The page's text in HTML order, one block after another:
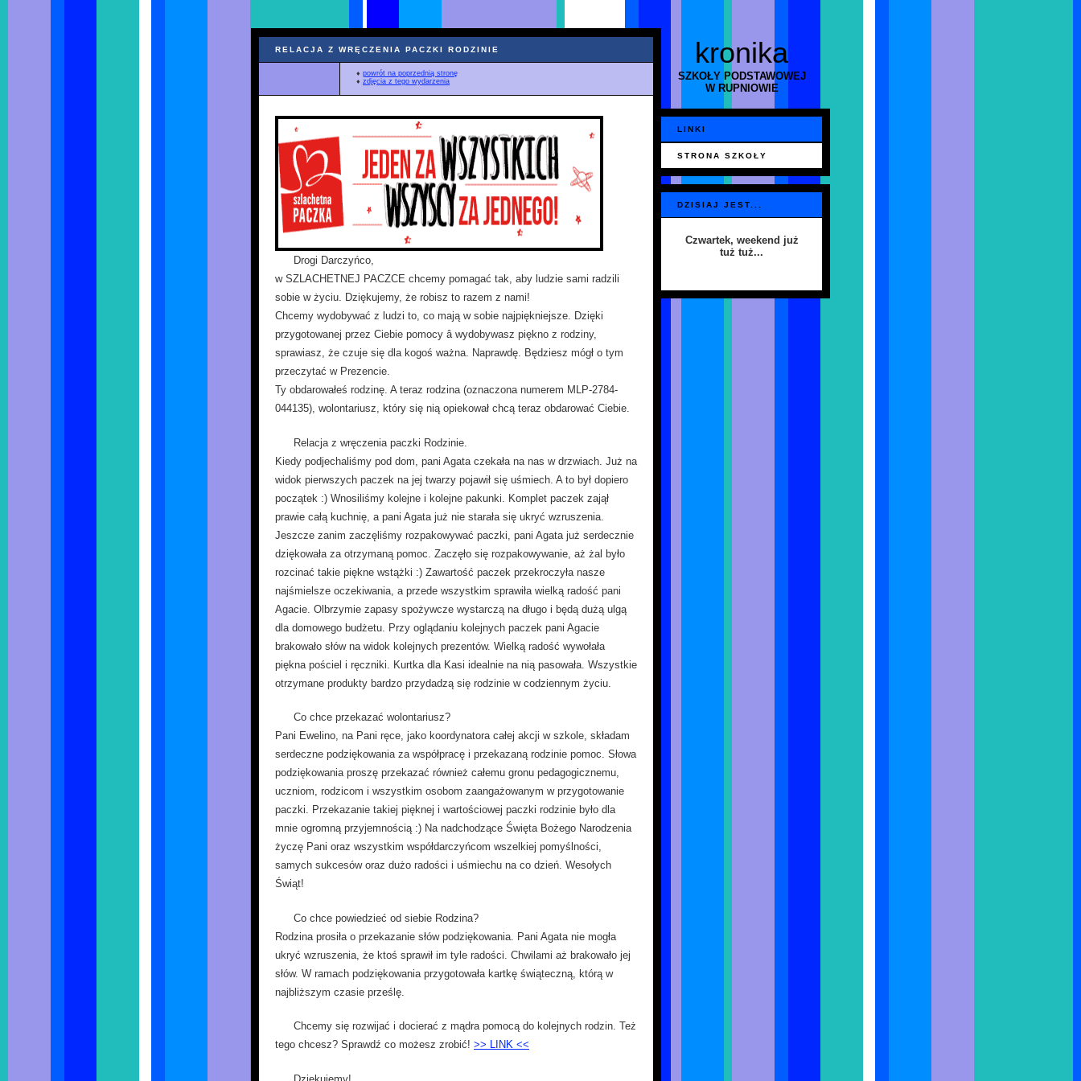
kronika
SZKOŁY PODSTAWOWEJ
W RUPNIOWIE
RELACJA Z WRĘCZENIA PACZKI RODZINIE
♦ powrót na poprzednią stronę
♦ zdjęcia z tego wydarzenia
Drogi Darczyńco,
w SZLACHETNEJ PACZCE chcemy pomagać tak, aby ludzie sami radzili
sobie w życiu. Dziękujemy, że robisz to razem z nami!
Chcemy wydobywać z ludzi to, co mają w sobie najpiękniejsze. Dzięki
przygotowanej przez Ciebie pomocy â wydobywasz piękno z rodziny,
sprawiasz, że czuje się dla kogoś ważna. Naprawdę. Będziesz mógł o tym
przeczytać w Prezencie.
Ty obdarowałeś rodzinę. A teraz rodzina (oznaczona numerem MLP-2784-
044135), wolontariusz, który się nią opiekował chcą teraz obdarować Ciebie.
Relacja z wręczenia paczki Rodzinie.
Kiedy podjechaliśmy pod dom, pani Agata czekała na nas w drzwiach. Już na
widok pierwszych paczek na jej twarzy pojawił się uśmiech. A to był dopiero
początek :) Wnosiliśmy kolejne i kolejne pakunki. Komplet paczek zajął
prawie całą kuchnię, a pani Agata już nie starała się ukryć wzruszenia.
Jeszcze zanim zaczęliśmy rozpakowywać paczki, pani Agata już serdecznie
dziękowała za otrzymaną pomoc. Zaczęło się rozpakowywanie, aż żal było
rozcinać takie piękne wstążki :) Zawartość paczek przekroczyła nasze
najśmielsze oczekiwania, a przede wszystkim sprawiła wielką radość pani
Agacie. Olbrzymie zapasy spożywcze wystarczą na długo i będą dużą ulgą
dla domowego budżetu. Przy oglądaniu kolejnych paczek pani Agacie
brakowało słów na widok kolejnych prezentów. Wielką radość wywołała
piękna pościel i ręczniki. Kurtka dla Kasi idealnie na nią pasowała. Wszystkie
otrzymane produkty bardzo przydadzą się rodzinie w codziennym życiu.
Co chce przekazać wolontariusz?
Pani Ewelino, na Pani ręce, jako koordynatora całej akcji w szkole, składam
serdeczne podziękowania za współpracę i przekazaną rodzinie pomoc. Słowa
podziękowania proszę przekazać również całemu gronu pedagogicznemu,
uczniom, rodzicom i wszystkim osobom zaangażowanym w przygotowanie
paczki. Przekazanie takiej pięknej i wartościowej paczki rodzinie było dla
mnie ogromną przyjemnością :) Na nadchodzące Święta Bożego Narodzenia
życzę Pani oraz wszystkim współdarczyńcom wszelkiej pomyślności,
samych sukcesów oraz dużo radości i uśmiechu na co dzień. Wesołych
Świąt!
Co chce powiedzieć od siebie Rodzina?
Rodzina prosiła o przekazanie słów podziękowania. Pani Agata nie mogła
ukryć wzruszenia, że ktoś sprawił im tyle radości. Chwilami aż brakowało jej
słów. W ramach podziękowania przygotowała kartkę świąteczną, którą w
najbliższym czasie prześlę.
Chcemy się rozwijać i docierać z mądra pomocą do kolejnych rodzin. Też
tego chcesz? Sprawdź co możesz zrobić! >> LINK <<
Dziękujemy!
LINKI
STRONA SZKOŁY
DZISIAJ JEST...
Czwartek, weekend już
tuż tuż...